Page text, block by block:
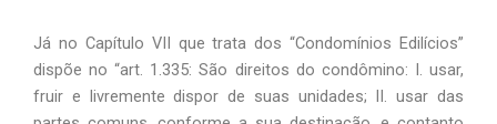
Já no Capítulo VII que trata dos “Condomínios Edilícios”
dispõe no “art. 1.335: São direitos do condômino: I. usar,
fruir e livremente dispor de suas unidades; II. usar das